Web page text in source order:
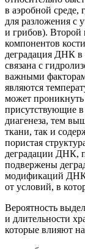
в аэробной среде,
для разложения с
и грибов). Второй
компонентов
деградация ДНК в
связана с
важными
являются
может проникнуть
присутствующие в
диагенеза, тем
ткани, так и
пористая
деградации ДНК,
подвержены
модификаций ДНК
от условий, в
Вероятность
и длительности
которые влияют